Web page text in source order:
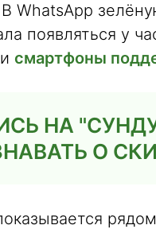
WhatsApp
появляться у
смартфоны
НА
О